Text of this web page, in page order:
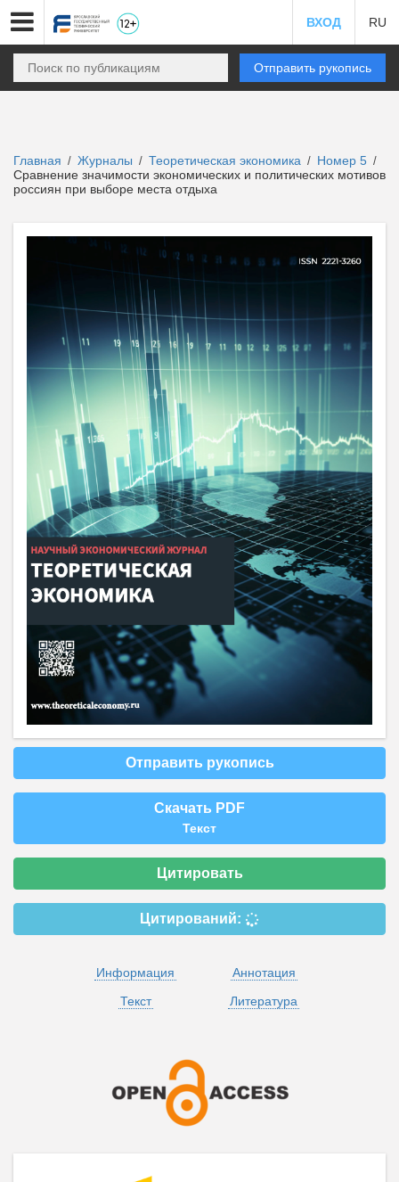
ВХОД RU
Отправить рукопись
Главная / Журналы / Теоретическая экономика / Номер 5 /
Сравнение значимости экономических и политических мотивов
россиян при выборе места отдыха
Отправить рукопись
Скачать PDF
Текст
Цитировать
Цитирований:
Информация
Аннотация
Текст
Литература